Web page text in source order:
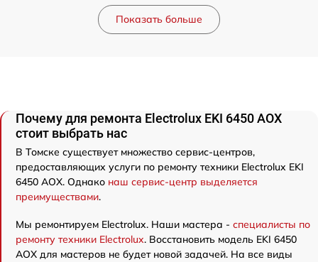
Показать больше
Почему для ремонта Electrolux EKI 6450 AOX
стоит выбрать нас
В Томске существует множество сервис-центров,
предоставляющих услуги по ремонту техники Electrolux EKI
6450 AOX. Однако наш сервис-центр выделяется
преимуществами.
Мы ремонтируем Electrolux. Наши мастера - специалисты по
ремонту техники Electrolux. Восстановить модель EKI 6450
AOX для мастеров не будет новой задачей. На все виды